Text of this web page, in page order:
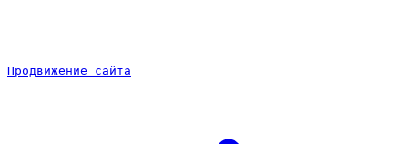
Продвижение сайта